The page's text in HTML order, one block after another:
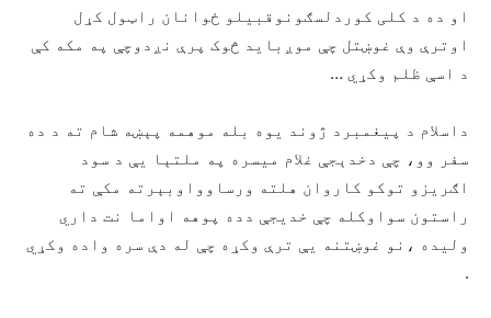
او ده د کلی کوردلسګونوقبیلو ځوانان راټول کړل
اوترې وې غوښتل چې موږباید څوک پرې نږدوچې په مکه کې
د اسې ظلم وکړي …
داسلام د پیغمبرد ژوند یوه بله موهمه پېښه شام ته د ده
سفر وو، چې دخدېجې غلام میسره په ملتېا یې د سود
اګریزو توکو کاروان هلته ورساوواوبېرته مکې ته
راستون سواوکله چې خدیجې دده پوهه اواما نت داري
ولیده ،نو غوښتنه یې ترې وکړه چې له دې سره واده وکړي
.